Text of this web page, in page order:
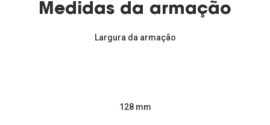
Medidas da armação
Largura da armação
128 mm